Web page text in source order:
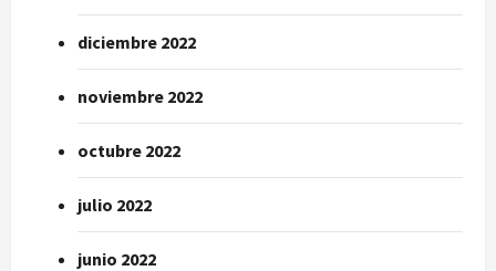
diciembre 2022
noviembre 2022
octubre 2022
julio 2022
junio 2022